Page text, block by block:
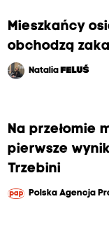
Mieszkańcy
obchodzą
Natalia FELUŚ
Na przełomie
pierwsze
Trzebini
Polska Agencja